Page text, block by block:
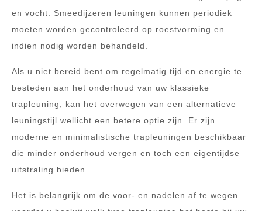
en vocht. Smeedijzeren leuningen kunnen periodiek
moeten worden gecontroleerd op roestvorming en
indien nodig worden behandeld.
Als u niet bereid bent om regelmatig tijd en energie te
besteden aan het onderhoud van uw klassieke
trapleuning, kan het overwegen van een alternatieve
leuningstijl wellicht een betere optie zijn. Er zijn
moderne en minimalistische trapleuningen beschikbaar
die minder onderhoud vergen en toch een eigentijdse
uitstraling bieden.
Het is belangrijk om de voor- en nadelen af te wegen